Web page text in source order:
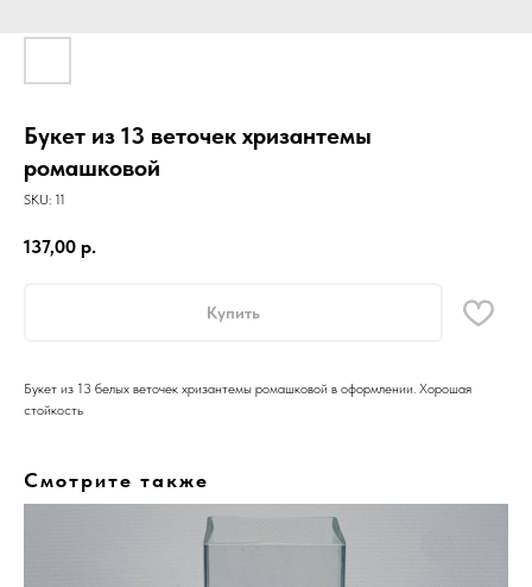
Букет из 13 веточек хризантемы
ромашковой
SKU: 11
137,00 р.
Купить
Букет из 13 белых веточек хризантемы ромашковой в оформлении. Хорошая
стойкость
Смотрите также